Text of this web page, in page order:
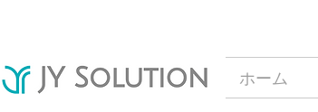
ホーム